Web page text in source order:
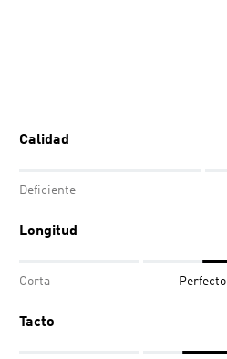
Calidad
Deficiente
Longitud
Corta Perfecto
Tacto